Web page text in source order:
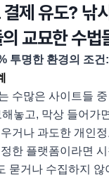
제 유도? 낚
교묘한 수법
투명한 환경의 조건:
수많은 사이트들
놓고, 막상 들어가
거나 과도한 개인
한 플랫폼이라면
묻거나 수집하지 않